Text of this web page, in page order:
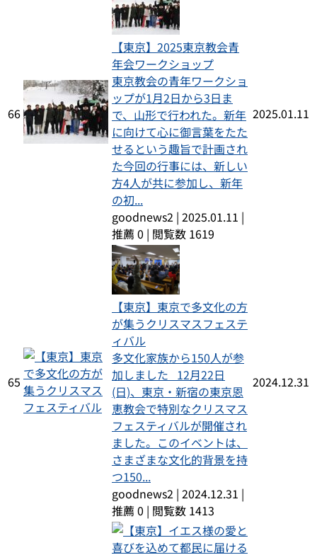
66
【東京】2025東京教会青
年会ワークショップ
東京教会の青年ワークショ
ップが1月2日から3日ま
で、山形で行われた。新年
に向けて心に御言葉をたた
せるという趣旨で計画され
た今回の行事には、新しい
方4人が共に参加し、新年
の初...
goodnews2 | 2025.01.11 |
推薦 0 | 閲覧数 1619
2025.01.11
65
【東京】東京で多文化の方
が集うクリスマスフェステ
ィバル
多文化家族から150人が参
加しました 12月22日
(日)、東京・新宿の東京恩
恵教会で特別なクリスマス
フェスティバルが開催され
ました。このイベントは、
さまざまな文化的背景を持
つ150...
goodnews2 | 2024.12.31 |
推薦 0 | 閲覧数 1413
2024.12.31